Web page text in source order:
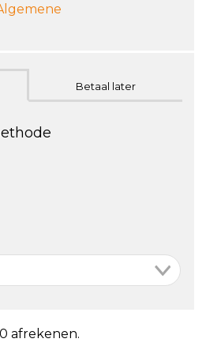
Betaal later
afrekenen.